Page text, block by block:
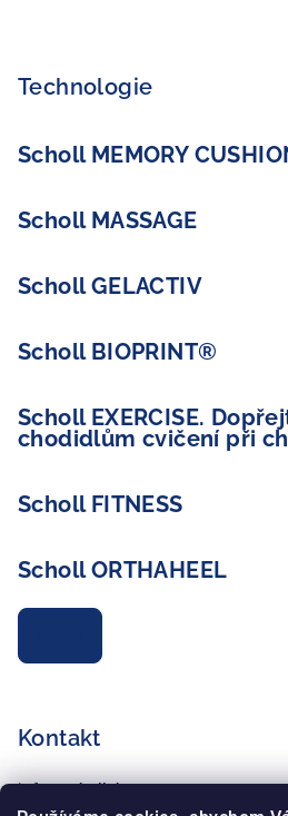
Technologie
Scholl MEMORY
Scholl MASSAGE
Scholl GELACTIV
Scholl BIOPRINT®
Scholl EXERCISE.
chodidlům cvičení při
Scholl FITNESS
Scholl ORTHAHEEL
Kontakt
info@schollshop.cz
+420 725 172 135